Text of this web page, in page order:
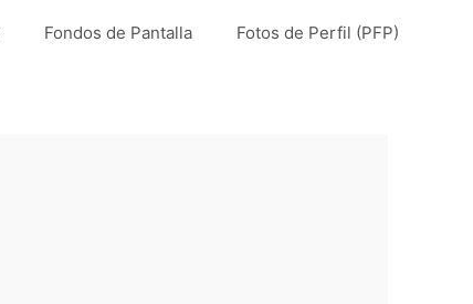
Fondos de Pantalla Fotos de Perfil (PFP)